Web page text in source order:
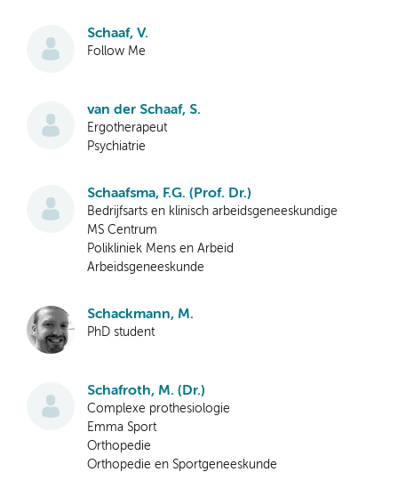
Schaaf, V.
Follow Me
van der Schaaf, S.
Ergotherapeut
Psychiatrie
Schaafsma, F.G. (Prof. Dr.)
Bedrijfsarts en klinisch arbeidsgeneeskundige
MS Centrum
Polikliniek Mens en Arbeid
Arbeidsgeneeskunde
Schackmann, M.
PhD student
Schafroth, M. (Dr.)
Complexe prothesiologie
Emma Sport
Orthopedie
Orthopedie en Sportgeneeskunde